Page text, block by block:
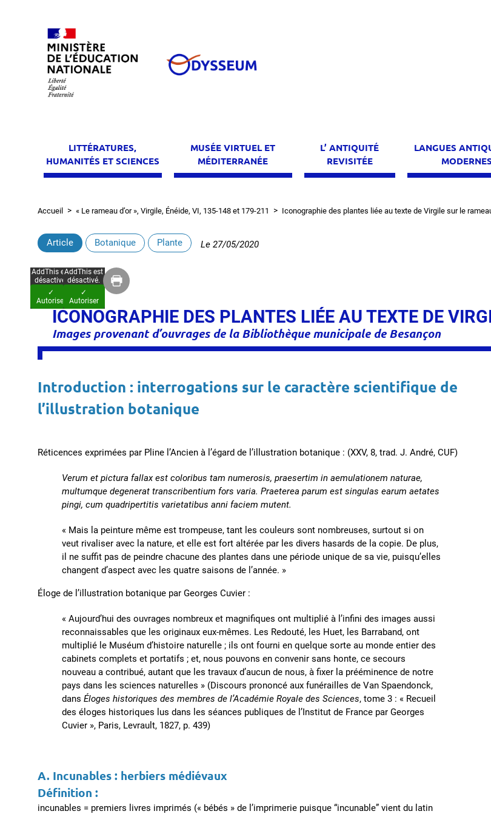
LITTÉRATURES,
HUMANITÉS ET SCIENCES
MUSÉE VIRTUEL ET
MÉDITERRANÉE
L’ ANTIQUITÉ
REVISITÉE
LANGUES
MODERNES
Fil
d'Ariane
Accueil « Le rameau d’or », Virgile, Énéide, VI, 135-148 et 179-211 Iconographie des plantes liée au texte de Virgile sur le
Article Botanique Plante Le 27/05/2020
AddThis est
désactivé.
✓
Autoriser
AddThis est
désactivé.
✓
Autoriser
ICONOGRAPHIE DES PLANTES LIÉE AU TEXTE DE
Images provenant d’ouvrages de la Bibliothèque municipale de Besançon
Introduction : interrogations sur le caractère scientifique de
l’illustration botanique
Réticences exprimées par Pline l’Ancien à l’égard de l’illustration botanique : (XXV, 8, trad. J. André, CUF)
Verum et pictura fallax est coloribus tam numerosis, praesertim in aemulationem naturae,
multumque degenerat transcribentium fors varia. Praeterea parum est singulas earum aetates
pingi, cum quadripertitis varietatibus anni faciem mutent.
« Mais la peinture même est trompeuse, tant les couleurs sont nombreuses, surtout si on
veut rivaliser avec la nature, et elle est fort altérée par les divers hasards de la copie. De plus,
il ne suffit pas de peindre chacune des plantes dans une période unique de sa vie, puisqu’elles
changent d’aspect avec les quatre saisons de l’année. »
Éloge de l’illustration botanique par Georges Cuvier :
« Aujourd’hui des ouvrages nombreux et magnifiques ont multiplié à l’infini des images aussi
reconnaissables que les originaux eux-mêmes. Les Redouté, les Huet, les Barraband, ont
multiplié le Muséum d’histoire naturelle ; ils ont fourni en quelque sorte au monde entier des
cabinets complets et portatifs ; et, nous pouvons en convenir sans honte, ce secours
nouveau a contribué, autant que les travaux d’aucun de nous, à fixer la prééminence de notre
pays dans les sciences naturelles » (Discours prononcé aux funérailles de Van Spaendonck,
dans Éloges historiques des membres de l’Académie Royale des Sciences, tome 3 : « Recueil
des éloges historiques lus dans les séances publiques de l’Institut de France par Georges
Cuvier », Paris, Levrault, 1827, p. 439)
A. Incunables : herbiers médiévaux
Définition :
incunables = premiers livres imprimés (« bébés » de l’imprimerie puisque “incunable” vient du latin